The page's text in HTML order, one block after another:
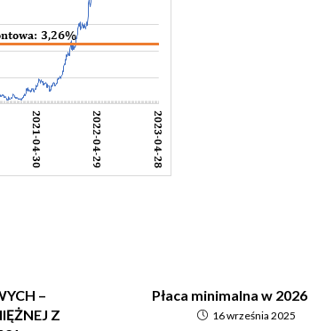
–
Z
Płaca minimalna w
16 września 2025